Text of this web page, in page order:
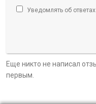
Уведомлять об
Еще никто не написал
первым.